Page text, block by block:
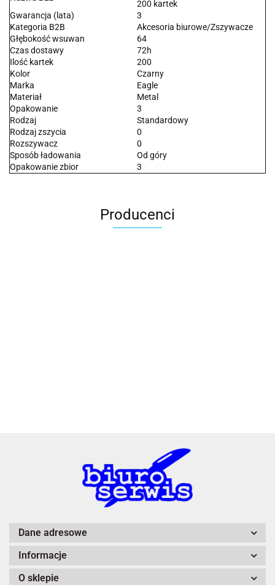
200 kartek
Gwarancja (lata)
3
Kategoria B2B
Akcesoria biurowe/Zszywacze
Głębokość wsuwan
64
Czas dostawy
72h
Ilość kartek
200
Kolor
Czarny
Marka
Eagle
Materiał
Metal
Opakowanie
3
Rodzaj
Standardowy
Rodzaj zszycia
0
Rozszywacz
0
Sposób ładowania
Od góry
Opakowanie zbior
3
Producenci
A4 Tech
Dane adresowe
Informacje
O sklepie